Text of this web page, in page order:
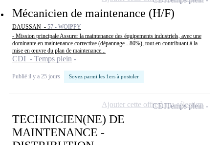
Mécanicien de maintenance (H/F)
DAUSSAN - 57 - WOIPPY
- Mission principale Assurer la maintenance des équipements industriels, avec une
dominante en maintenance corrective (dépannage - 80%), tout en contribuant à la
mise en œuvre du plan de maintenance...
CDI - Temps plein
Publié il y a 25 jours Soyez parmi les 1ers à postuler
TECHNICIEN(NE) DE
MAINTENANCE -
CDITemps plein
Ajouter cette offre à ma sélection